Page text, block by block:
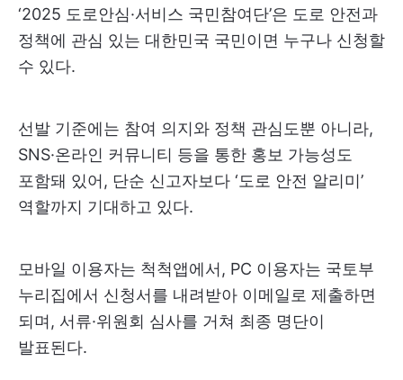
‘2025 도로안심·서비스 국민참여단’은 도로 안전과
정책에 관심 있는 대한민국 국민이면 누구나 신청할
수 있다.
선발 기준에는 참여 의지와 정책 관심도뿐 아니라,
SNS·온라인 커뮤니티 등을 통한 홍보 가능성도
포함돼 있어, 단순 신고자보다 ‘도로 안전 알리미’
역할까지 기대하고 있다.
모바일 이용자는 척척앱에서, PC 이용자는 국토부
누리집에서 신청서를 내려받아 이메일로 제출하면
되며, 서류·위원회 심사를 거쳐 최종 명단이
발표된다.